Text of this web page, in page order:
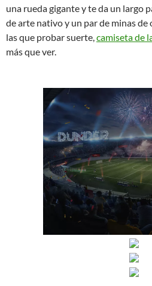
una rueda gigante y te da un largo
de arte nativo y un par de minas
las que probar suerte,camiseta de
más que ver.